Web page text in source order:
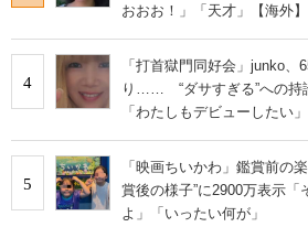
おおお！」「天才」【海外】
4
「打首獄門同好会」junko、
り…… “ダサすぎる”への持
「わたしもデビューしたい」
5
「映画ちいかわ」鑑賞前の
賞後の様子”に2900万表示
よ」「いったい何が」